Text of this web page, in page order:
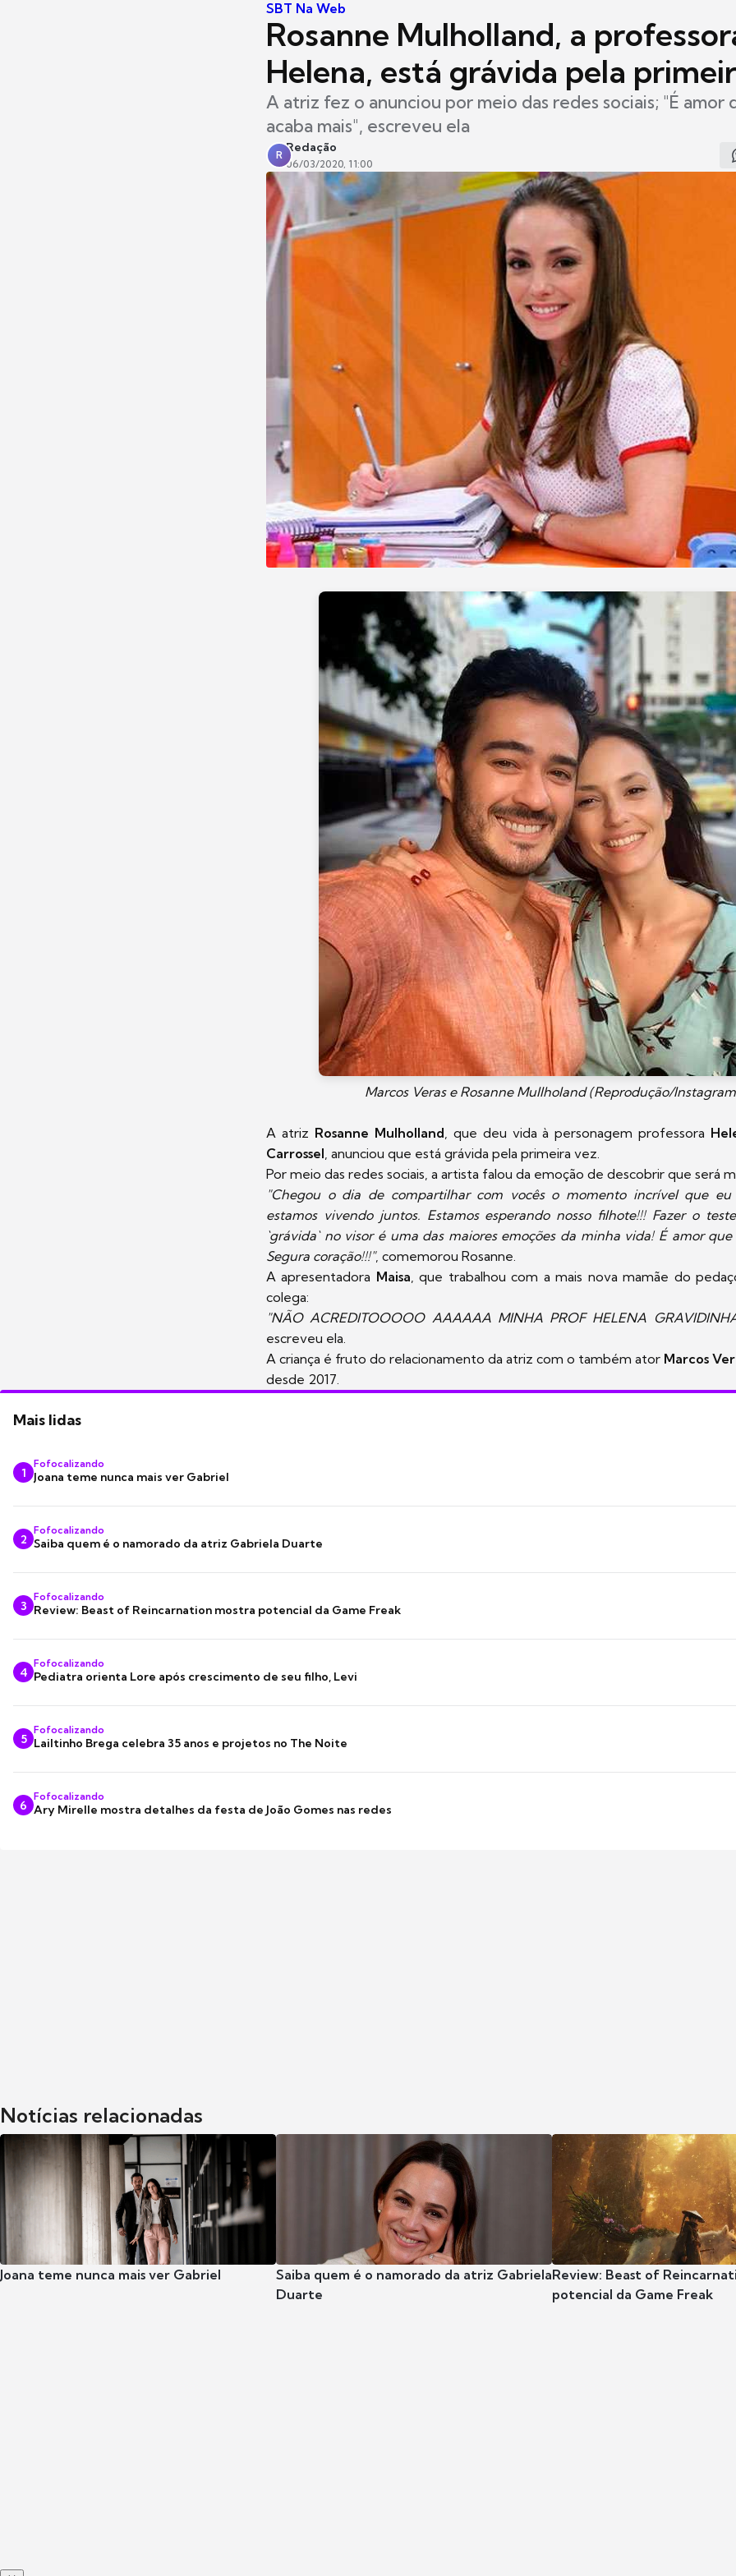
SBT Na Web
Rosanne Mulholland, a
Helena, está grávida pela
A atriz fez o anunciou por meio das redes sociais; "É amor
acaba mais", escreveu ela
R
Redação
06/03/2020, 11:00
Marcos Veras e Rosanne Mullholand (Reprodução/
A atriz Rosanne Mulholland , que deu vida à personagem professora
Carrossel , anunciou que está grávida pela primeira vez.
Por meio das redes sociais, a artista falou da emoção de descobrir que será
"Chegou o dia de compartilhar com vocês o momento incrível que eu
estamos vivendo juntos. Estamos esperando nosso filhote!!! Fazer o
`grávida` no visor é uma das maiores emoções da minha vida! É amor
Segura coração!!!", comemorou Rosanne.
A apresentadora Maisa , que trabalhou com a mais nova mamãe do
colega:
"NÃO ACREDITOOOOO AAAAAA MINHA PROF HELENA
escreveu ela.
A criança é fruto do relacionamento da atriz com o também ator Marcos
desde 2017.
Mais lidas
1
Fofocalizando
Joana teme nunca mais ver Gabriel
2
Fofocalizando
Saiba quem é o namorado da atriz Gabriela Duarte
3
Fofocalizando
Review: Beast of Reincarnation mostra potencial da Game Freak
4
Fofocalizando
Pediatra orienta Lore após crescimento de seu filho, Levi
5
Fofocalizando
Lailtinho Brega celebra 35 anos e projetos no The Noite
6
Fofocalizando
Ary Mirelle mostra detalhes da festa de João Gomes nas redes
Notícias relacionadas
Joana teme nunca mais ver Gabriel
Saiba quem é o namorado da atriz Gabriela
Duarte
Review: Beast of
potencial da Game Freak